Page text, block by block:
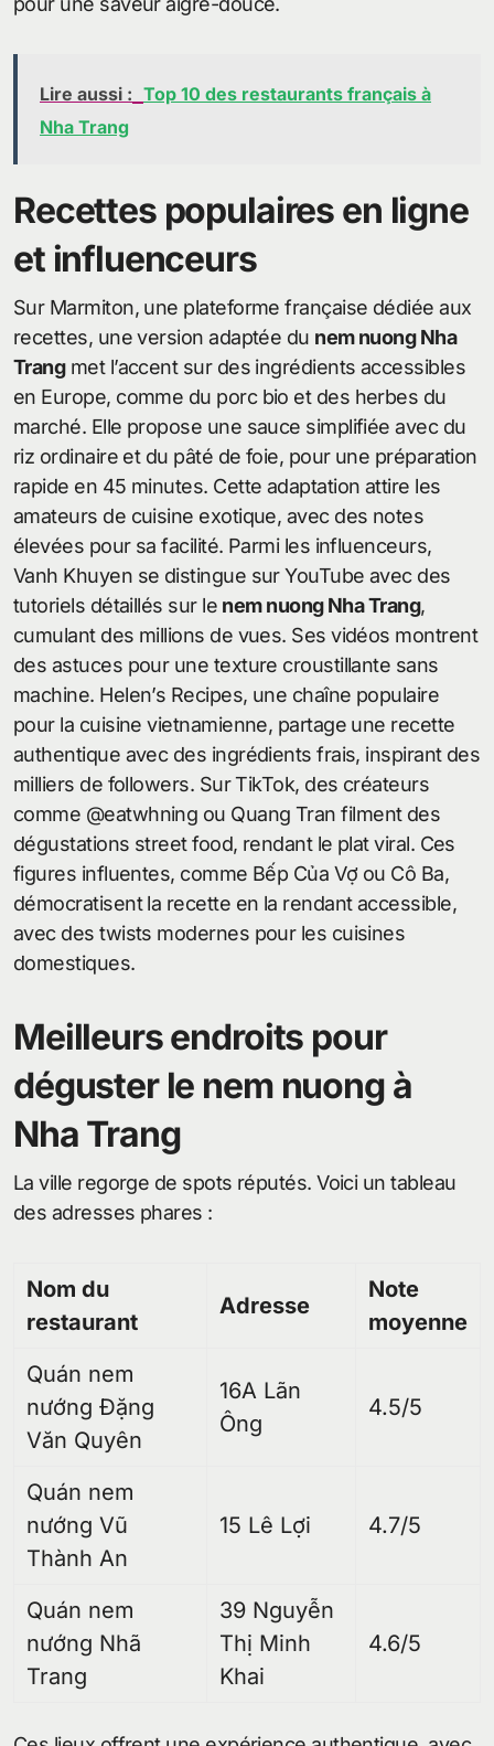
Lire aussi : Top 10 des restaurants français à
Nha Trang
Recettes populaires en ligne
et influenceurs
Sur Marmiton, une plateforme française dédiée aux
recettes, une version adaptée du nem nuong Nha
Trangmet l’accent sur des ingrédients accessibles
en Europe, comme du porc bio et des herbes du
marché. Elle propose une sauce simplifiée avec du
riz ordinaire et du pâté de foie, pour une préparation
rapide en 45 minutes. Cette adaptation attire les
amateurs de cuisine exotique, avec des notes
élevées pour sa facilité. Parmi les influenceurs,
Vanh Khuyen se distingue sur YouTube avec des
tutoriels détaillés sur le nem nuong Nha Trang,
cumulant des millions de vues. Ses vidéos montrent
des astuces pour une texture croustillante sans
machine. Helen’s Recipes, une chaîne populaire
pour la cuisine vietnamienne, partage une recette
authentique avec des ingrédients frais, inspirant des
milliers de followers. Sur TikTok, des créateurs
comme @eatwhning ou Quang Tran filment des
dégustations street food, rendant le plat viral. Ces
figures influentes, comme Bếp Của Vợ ou Cô Ba,
démocratisent la recette en la rendant accessible,
avec des twists modernes pour les cuisines
domestiques.
Meilleurs endroits pour
déguster le nem nuong à
Nha Trang
La ville regorge de spots réputés. Voici un tableau
des adresses phares :
Nom du
restaurant
Adresse
Note
moyenne
Quán nem
nướng Đặng
Văn Quyên
16A Lãn
Ông
4.5/5
Quán nem
nướng Vũ
Thành An
15 Lê Lợi 4.7/5
Quán nem
nướng Nhã
Trang
39 Nguyễn
Thị Minh
Khai
4.6/5